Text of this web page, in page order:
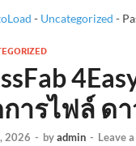
- Uncategorized -
ารไฟล์ ด
2026 - byadmin - Leave